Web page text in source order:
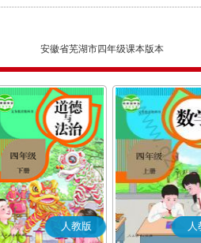
安徽省芜湖市四年级课本版本
人教版 人